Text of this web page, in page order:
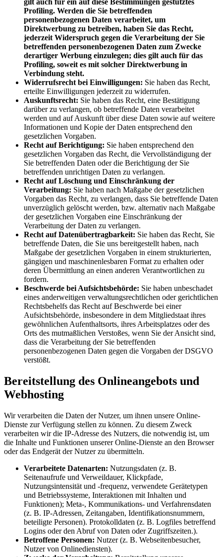
gilt auch für ein auf diese Bestimmungen gestütztes
Profiling. Werden die Sie betreffenden
personenbezogenen Daten verarbeitet, um
Direktwerbung zu betreiben, haben Sie das Recht,
jederzeit Widerspruch gegen die Verarbeitung der Sie
betreffenden personenbezogenen Daten zum Zwecke
derartiger Werbung einzulegen; dies gilt auch für das
Profiling, soweit es mit solcher Direktwerbung in
Verbindung steht.
Widerrufsrecht bei Einwilligungen: Sie haben das Recht,
erteilte Einwilligungen jederzeit zu widerrufen.
Auskunftsrecht: Sie haben das Recht, eine Bestätigung
darüber zu verlangen, ob betreffende Daten verarbeitet
werden und auf Auskunft über diese Daten sowie auf weitere
Informationen und Kopie der Daten entsprechend den
gesetzlichen Vorgaben.
Recht auf Berichtigung: Sie haben entsprechend den
gesetzlichen Vorgaben das Recht, die Vervollständigung der
Sie betreffenden Daten oder die Berichtigung der Sie
betreffenden unrichtigen Daten zu verlangen.
Recht auf Löschung und Einschränkung der
Verarbeitung: Sie haben nach Maßgabe der gesetzlichen
Vorgaben das Recht, zu verlangen, dass Sie betreffende Daten
unverzüglich gelöscht werden, bzw. alternativ nach Maßgabe
der gesetzlichen Vorgaben eine Einschränkung der
Verarbeitung der Daten zu verlangen.
Recht auf Datenübertragbarkeit: Sie haben das Recht, Sie
betreffende Daten, die Sie uns bereitgestellt haben, nach
Maßgabe der gesetzlichen Vorgaben in einem strukturierten,
gängigen und maschinenlesbaren Format zu erhalten oder
deren Übermittlung an einen anderen Verantwortlichen zu
fordern.
Beschwerde bei Aufsichtsbehörde: Sie haben unbeschadet
eines anderweitigen verwaltungsrechtlichen oder gerichtlichen
Rechtsbehelfs das Recht auf Beschwerde bei einer
Aufsichtsbehörde, insbesondere in dem Mitgliedstaat ihres
gewöhnlichen Aufenthaltsorts, ihres Arbeitsplatzes oder des
Orts des mutmaßlichen Verstoßes, wenn Sie der Ansicht sind,
dass die Verarbeitung der Sie betreffenden
personenbezogenen Daten gegen die Vorgaben der DSGVO
verstößt.
Bereitstellung des Onlineangebots und
Webhosting
Wir verarbeiten die Daten der Nutzer, um ihnen unsere Online-
Dienste zur Verfügung stellen zu können. Zu diesem Zweck
verarbeiten wir die IP-Adresse des Nutzers, die notwendig ist, um
die Inhalte und Funktionen unserer Online-Dienste an den Browser
oder das Endgerät der Nutzer zu übermitteln.
Verarbeitete Datenarten: Nutzungsdaten (z. B.
Seitenaufrufe und Verweildauer, Klickpfade,
Nutzungsintensität und -frequenz, verwendete Gerätetypen
und Betriebssysteme, Interaktionen mit Inhalten und
Funktionen); Meta-, Kommunikations- und Verfahrensdaten
(z. B. IP-Adressen, Zeitangaben, Identifikationsnummern,
beteiligte Personen). Protokolldaten (z. B. Logfiles betreffend
Logins oder den Abruf von Daten oder Zugriffszeiten.).
Betroffene Personen: Nutzer (z. B. Webseitenbesucher,
Nutzer von Onlinediensten).